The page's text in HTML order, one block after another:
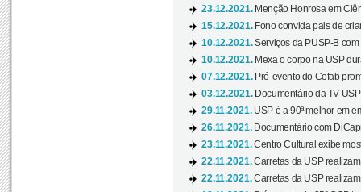
23.12.2021. Menção Honrosa em
15.12.2021. Fono convida pais de
10.12.2021.Serviços da PUSP-B
10.12.2021. Mexa o corpo na USP
07.12.2021. Pré-evento do Cofab
03.12.2021. Documentário da TV
29.11.2021. USP é a 90ª melhor em
26.11.2021. Documentário com
23.11.2021.Centro Cultural exibe
22.11.2021.Carretas da USP
22.11.2021.Carretas da USP